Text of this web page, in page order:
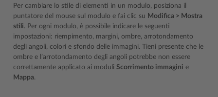
Per cambiare lo stile di elementi in un modulo, posiziona il
puntatore del mouse sul modulo e fai clic su Modifica > Mostra
stili. Per ogni modulo, è possibile indicare le seguenti
impostazioni: riempimento, margini, ombre, arrotondamento
degli angoli, colori e sfondo delle immagini. Tieni presente che le
ombre e l’arrotondamento degli angoli potrebbe non essere
correttamente applicato ai moduli Scorrimento immagini e
Mappa.